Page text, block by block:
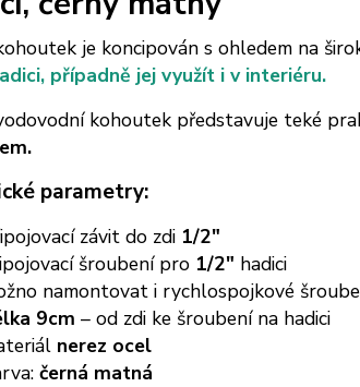
je koncipován s ohledem na
případně jej využít i v interiéru.
kohoutek představuje teké
parametry:
závit do zdi 1/2"
šroubení pro 1/2" hadici
namontovat i rychlospojkové
9cm – od zdi ke šroubení na hadici
nerez ocel
černá matná